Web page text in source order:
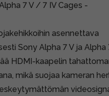
7 V / 7 IV Cages -
asennettava
Sony Alpha 7 V ja Alpha
HDMI-kaapelin
mikä suojaa kameran